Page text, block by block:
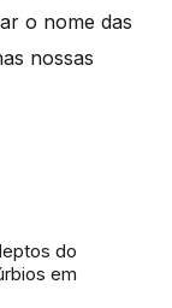
o nome das
nossas
do
em